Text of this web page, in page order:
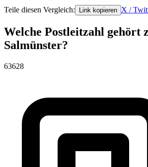
Teile diesen Vergleich: Link kopieren X /
Welche Postleitzahl gehört
Salmünster?
63628